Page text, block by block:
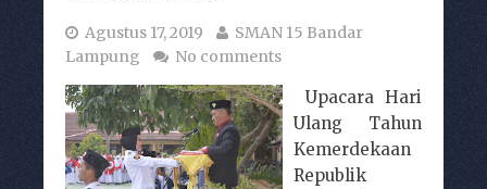
Agustus 17, 2019
SMAN 15 Bandar
Lampung
No comments
Upacara Hari
Ulang Tahun
Kemerdekaan
Republik